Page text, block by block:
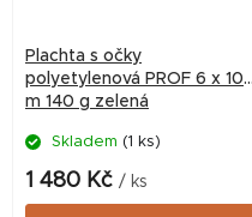
Plachta s očky
polyetylenová PROF 6 x 10
m 140 g zelená
Skladem (1 ks)
1 480 Kč / ks